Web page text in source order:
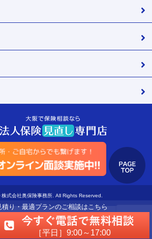
式会社奥保険事務所. All Rights Reserved.
り・最適プランのご相談はこちら
［平日］9:00～17:00